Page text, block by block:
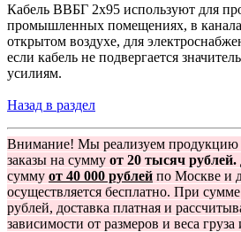
Кабель ВВБГ 2х95 используют для
промышленных помещениях, в
открытом воздухе, для
если кабель не подвергается
усилиям.
Назад в раздел
Внимание! Мы реализуем
заказы на сумму от 20 тысяч рублей.
сумму от 40 000 рублей по Москве и
осуществляется бесплатно. При сумме
рублей, доставка платная и
зависимости от размеров и веса груза